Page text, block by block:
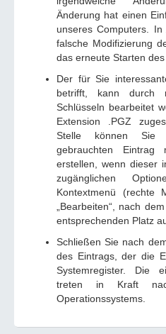
Änderung hat einen
unseres Computers.
falsche Modifizierung
das erneute Starten
Der für Sie
betrifft, kann durch
Schlüsseln bearbeitet
Extension .PGZ
Stelle können Sie
gebrauchten
erstellen, wenn dieser
zugänglichen
Kontextmenü (rechte
„Bearbeiten“, nach
entsprechenden Platz
Schließen Sie nach
des Eintrags, der die
Systemregister. Die
treten in Kraft
Operationssystems.